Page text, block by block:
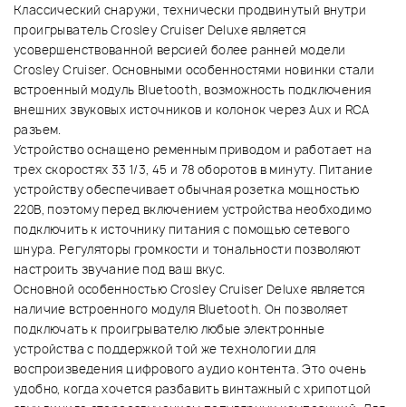
Классический снаружи, технически продвинутый внутри
проигрыватель Crosley Cruiser Deluxe является
усовершенствованной версией более ранней модели
Crosley Cruiser. Основными особенностями новинки стали
встроенный модуль Bluetooth, возможность подключения
внешних звуковых источников и колонок через Aux и RCA
разъем.
Устройство оснащено ременным приводом и работает на
трех скоростях 33 1/3, 45 и 78 оборотов в минуту. Питание
устройству обеспечивает обычная розетка мощностью
220В, поэтому перед включением устройства необходимо
подключить к источнику питания с помощью сетевого
шнура. Регуляторы громкости и тональности позволяют
настроить звучание под ваш вкус.
Основной особенностью Crosley Cruiser Deluxe является
наличие встроенного модуля Bluetooth. Он позволяет
подключать к проигрывателю любые электронные
устройства с поддержкой той же технологии для
воспроизведения цифрового аудио контента. Это очень
удобно, когда хочется разбавить винтажный с хрипотцой